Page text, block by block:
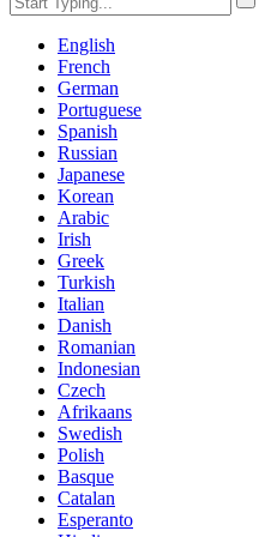
English
French
German
Portuguese
Spanish
Russian
Japanese
Korean
Arabic
Irish
Greek
Turkish
Italian
Danish
Romanian
Indonesian
Czech
Afrikaans
Swedish
Polish
Basque
Catalan
Esperanto